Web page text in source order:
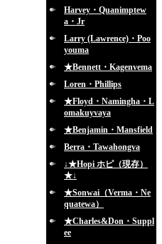
Harvey・Quanimptew
a・Jr
Larry (Lawrence)・Poo
youma
★Bennett・Kagenvema
Loren・Phillips
★Floyd・Namingha・L
omakuyvaya
★Benjamin・Mansfield
Berra・Tawahongva
↓★Hopi ホピ（現存）
★↓
★Sonwai（Verma・Ne
quatewa）
★Charles&Don・Suppl
ee